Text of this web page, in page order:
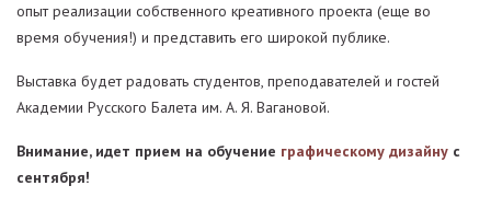
опыт реализации собственного креативного проекта (еще во
время обучения!) и представить его широкой публике.
Выставка будет радовать студентов, преподавателей и гостей
Академии Русского Балета им. А. Я. Вагановой.
Внимание, идет прием на обучение графическому дизайну с
сентября!